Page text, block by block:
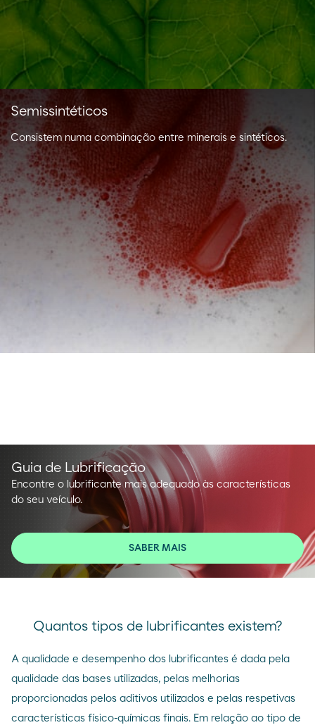
Semissintéticos
Consistem numa combinação entre minerais e sintéticos.
Guia de Lubrificação
Encontre o lubrificante mais adequado às características
do seu veículo.
SABER MAIS
Quantos tipos de lubrificantes existem?
A qualidade e desempenho dos lubrificantes é dada pela
qualidade das bases utilizadas, pelas melhorias
proporcionadas pelos aditivos utilizados e pelas respetivas
características físico-químicas finais. Em relação ao tipo de